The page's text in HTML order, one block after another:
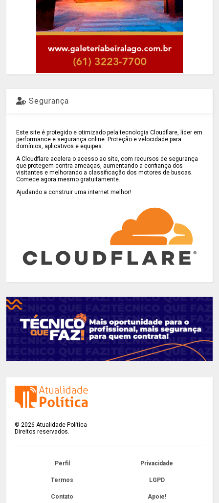
Segurança
Este site é protegido e otimizado pela tecnologia Cloudflare, líder em
performance e segurança online. Proteção e velocidade para
domínios, aplicativos e equipes.
A Cloudflare acelera o acesso ao site, com recursos de segurança
que protegem contra ameaças, aumentando a confiança dos
visitantes e melhorando a classificação dos motores de buscas.
Comece agora mesmo gratuitamente.
Ajudando a construir uma internet melhor!
©2026 Atualidade Política
Direitos reservados.
Perfil Privacidade
Termos LGPD
Contato Apoie!